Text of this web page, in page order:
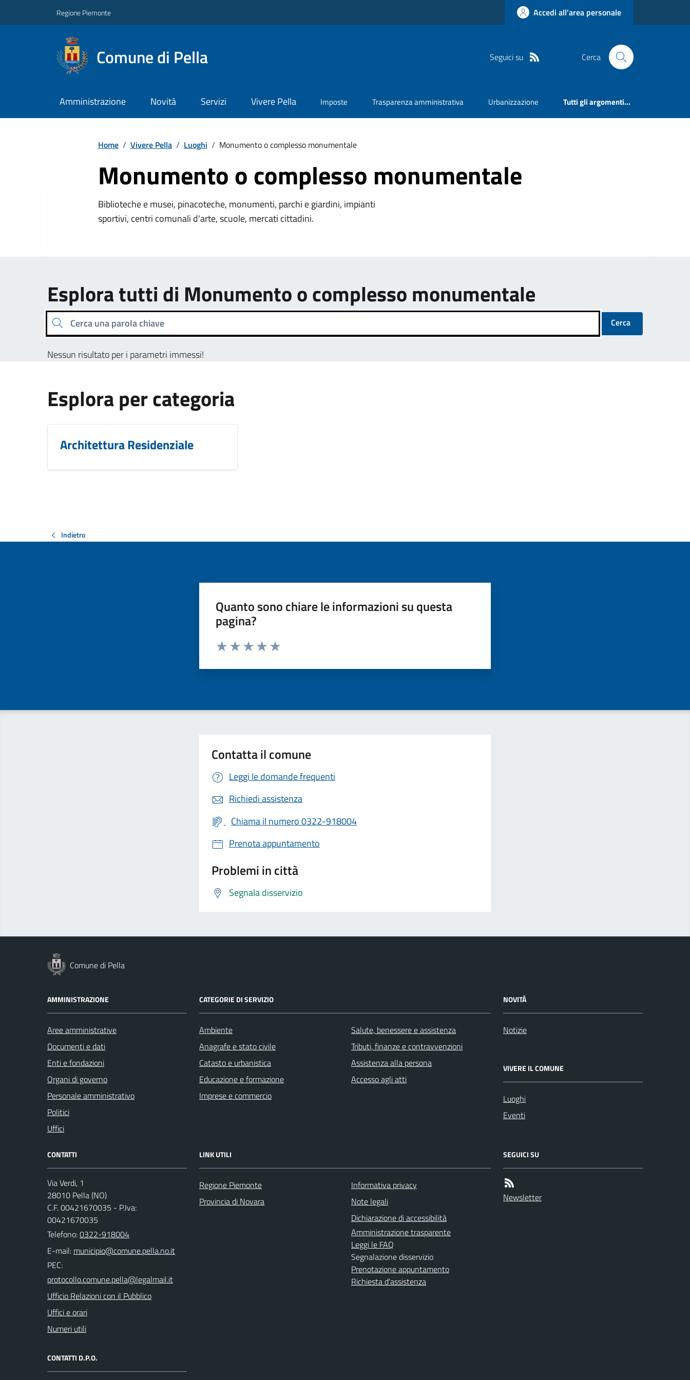
Regione Piemonte Accedi all'area personale
Comune di Pella Seguici su Cerca
Amministrazione Novità Servizi Vivere Pella Imposte Trasparenza amministrativa Urbanizzazione Tutti gli argomenti...
Home / Vivere Pella / Luoghi / Monumento o complesso monumentale
Monumento o complesso monumentale
Biblioteche e musei, pinacoteche, monumenti, parchi e giardini, impianti
sportivi, centri comunali d'arte, scuole, mercati cittadini.
Esplora tutti di Monumento o complesso monumentale
Cerca una parola chiave Cerca
Nessun risultato per i parametri immessi!
Esplora per categoria
Architettura Residenziale
Indietro
Quanto sono chiare le informazioni su questa
pagina?
Valuta da 1 a 5 stelle la pagina
Contatta il comune
Leggi le domande frequenti
Richiedi assistenza
Chiama il numero 0322-918004
Prenota appuntamento
Problemi in città
Segnala disservizio
Comune di Pella
AMMINISTRAZIONE
Aree amministrative
Documenti e dati
Enti e fondazioni
Organi di governo
Personale amministrativo
Politici
Uffici
CATEGORIE DI SERVIZIO
Ambiente
Anagrafe e stato civile
Catasto e urbanistica
Educazione e formazione
Imprese e commercio
Salute, benessere e assistenza
Tributi, finanze e contravvenzioni
Assistenza alla persona
Accesso agli atti
NOVITÀ
Notizie
VIVERE IL COMUNE
Luoghi
Eventi
CONTATTI
Via Verdi, 1
28010 Pella (NO)
C.F. 00421670035 - P.Iva:
00421670035
Telefono:0322-918004
E-mail:
PEC:
Ufficio Relazioni con il Pubblico
Uffici e orari
Numeri utili
CONTATTI D.P.O.
LINK UTILI
Regione Piemonte
Provincia di Novara
Informativa privacy
Note legali
Dichiarazione di accessibilità
Amministrazione trasparente
Leggi le FAQ
Segnalazione disservizio
Prenotazione appuntamento
Richiesta d'assistenza
SEGUICI SU
Newsletter